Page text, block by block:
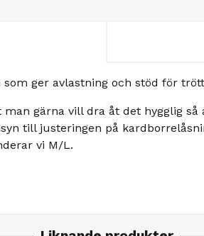
ger avlastning och stöd för
gärna vill dra åt det hygglig
till justeringen på
vi M/L.